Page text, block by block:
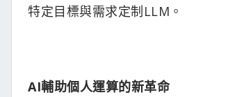
特定目標與需求定制LLM。
AI輔助個人運算的新革命